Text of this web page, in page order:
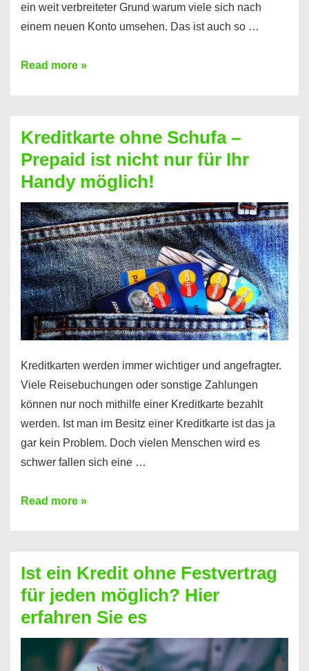
ein weit verbreiteter Grund warum viele sich nach
einem neuen Konto umsehen. Das ist auch so …
Konto
Neueröffnung
trotz
Schufaeintrag
möglich
Read more »
Kreditkarte ohne Schufa –
Prepaid ist nicht nur für Ihr
Handy möglich!
Kreditkarten werden immer wichtiger und angefragter.
Viele Reisebuchungen oder sonstige Zahlungen
können nur noch mithilfe einer Kreditkarte bezahlt
werden. Ist man im Besitz einer Kreditkarte ist das ja
gar kein Problem. Doch vielen Menschen wird es
schwer fallen sich eine …
Kreditkarte
Prepaid
ist
nicht
nur
für
Read more »
Ist ein Kredit ohne Festvertrag
für jeden möglich? Hier
erfahren Sie es